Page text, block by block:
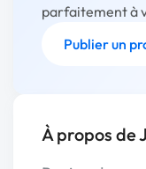
parfaitement à
Publier un
À propos de